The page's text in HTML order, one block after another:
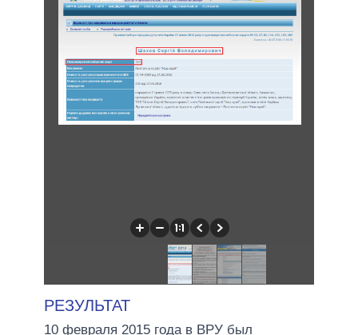
РЕЗУЛЬТАТ
10 февраля 2015 года в ВРУ был